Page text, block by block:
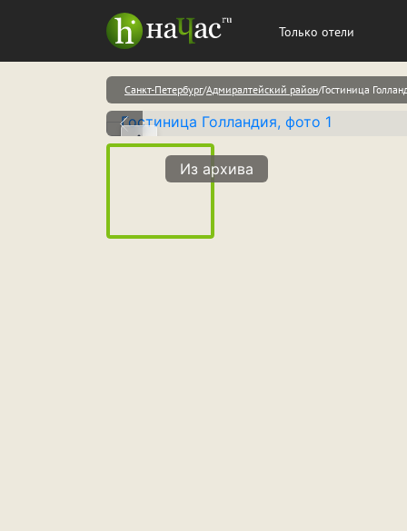
Только отели
Санкт-Петербург Адмиралтейский район Гостиница
Из архива